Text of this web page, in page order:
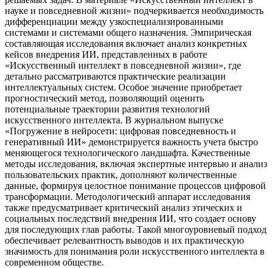
науке и повседневной жизни» подчеркивается необходимость
дифференциации между узкоспециализированными
системами и системами общего назначения. Эмпирическая
составляющая исследования включает анализ конкретных
кейсов внедрения ИИ, представленных в работе
«Искусственный интеллект в повседневной жизни», где
детально рассматриваются практические реализации
интеллектуальных систем. Особое значение приобретает
прогностический метод, позволяющий оценить
потенциальные траектории развития технологий
искусственного интеллекта. В журнальном выпуске
«Погружение в нейросети: цифровая повседневность и
генеративный ИИ» демонстрируется важность учета быстро
меняющегося технологического ландшафта. Качественные
методы исследования, включая экспертные интервью и анализ
пользовательских практик, дополняют количественные
данные, формируя целостное понимание процессов цифровой
трансформации. Методологический аппарат исследования
также предусматривает критический анализ этических и
социальных последствий внедрения ИИ, что создает основу
для последующих глав работы. Такой многоуровневый подход
обеспечивает релевантность выводов и их практическую
значимость для понимания роли искусственного интеллекта в
современном обществе.